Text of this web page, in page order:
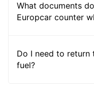
What documents
Europcar counter
Do I need to
fuel?